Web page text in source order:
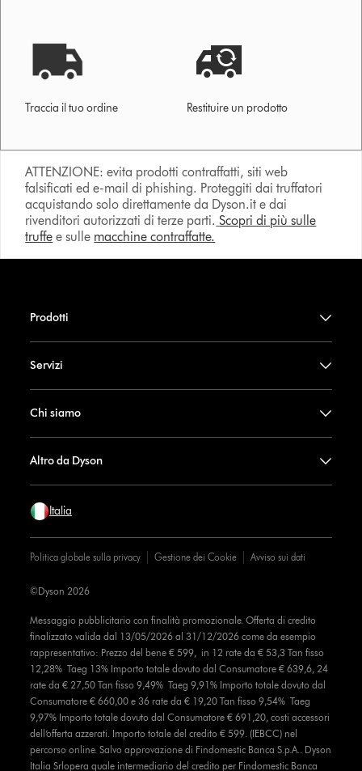
Traccia il tuo ordine Restituire un prodotto
ATTENZIONE: evita prodotti contraffatti, siti web
falsificati ed e-mail di phishing. Proteggiti dai truffatori
acquistando solo direttamente da Dyson.it e dai
rivenditori autorizzati di terze parti. Scopri di più sulle
truffe e sulle macchine contraffatte.
Prodotti
Servizi
Chi siamo
Altro da Dyson
Italia
Politica globale sulla privacy Gestione dei Cookie Avviso sui dati
Messaggio pubblicitario con finalità promozionale. Offerta di credito
finalizzato valida dal 13/05/2026 al 31/12/2026 come da esempio
rappresentativo: Prezzo del bene € 599, in 12 rate da € 53,3 Tan fisso
12,28% Taeg 13% Importo totale dovuto dal Consumatore € 639,6, 24
rate da € 27,50 Tan fisso 9,49% Taeg 9,91% Importo totale dovuto dal
Consumatore € 660,00 e 36 rate da € 19,20 Tan fisso 9,54% Taeg
9,97% Importo totale dovuto dal Consumatore € 691,20, costi accessori
dell’offerta azzerati. Importo totale del credito € 599. (IEBCC) nel
percorso online. Salvo approvazione di Findomestic Banca S.p.A.. Dyson
Italia Srlopera quale intermediario del credito per Findomestic Banca
©Dyson 2026